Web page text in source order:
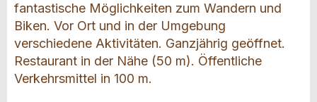
fantastische Möglichkeiten zum Wandern und
Biken. Vor Ort und in der Umgebung
verschiedene Aktivitäten. Ganzjährig geöffnet.
Restaurant in der Nähe (50 m). Öffentliche
Verkehrsmittel in 100 m.